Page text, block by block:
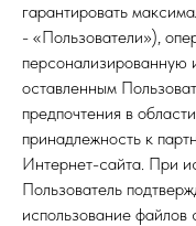
гарантировать
- «Пользователи»),
персонализированную
оставленным
предпочтения в
принадлежность к
Интернет-сайта. При
Пользователь
использование